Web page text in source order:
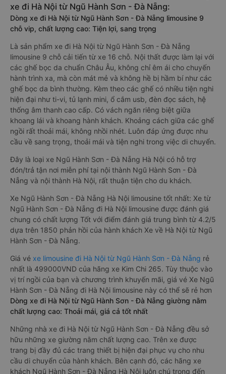
xe đi Hà Nội từ Ngũ Hành Sơn - Đà Nẵng:
Dòng xe đi Hà Nội từ Ngũ Hành Sơn - Đà Nẵng limousine 9
chỗ vip, chất lượng cao: Tiện lợi, sang trọng
Là sản phẩm xe đi Hà Nội từ Ngũ Hành Sơn - Đà Nẵng
limousine 9 chỗ cải tiến từ xe 16 chỗ. Nội thất được làm lại với
các ghế bọc da chuẩn Châu Âu, không chỉ êm ái cho chuyến
hành trình xa, mà còn mát mẻ và không hề bị hầm bí như các
ghế bọc da bình thường. Kèm theo các ghế có nhiều tiện nghi
hiện đại như ti-vi, tủ lạnh mini, ổ cắm usb, đèn đọc sách, hệ
thống âm thanh cao cấp. Có vách ngăn riêng biệt giữa
khoang lái và khoang hành khách. Khoảng cách giữa các ghế
ngồi rất thoải mái, không nhồi nhét. Luôn đáp ứng được nhu
cầu về sang trọng, thoải mái và tiện nghi trong việc di chuyển.
Đây là loại xe Ngũ Hành Sơn - Đà Nẵng Hà Nội có hỗ trợ
đón/trả tận nơi miễn phí tại nội thành Ngũ Hành Sơn - Đà
Nẵng và nội thành Hà Nội, rất thuận tiện cho du khách.
Xe Ngũ Hành Sơn - Đà Nẵng Hà Nội limousine tốt nhất: Xe từ
Ngũ Hành Sơn - Đà Nẵng đi Hà Nội limousine được đánh giá
chung có chất lượng Tốt với điểm đánh giá trung bình từ 4.2/5
dựa trên 1850 phản hồi của hành khách Xe về Hà Nội từ Ngũ
Hành Sơn - Đà Nẵng.
Giá vé xe limousine đi Hà Nội từ Ngũ Hành Sơn - Đà Nẵng rẻ
nhất là 499000VND của hãng xe Kim Chi 265. Tùy thuộc vào
vị trí ngồi của bạn và chương trình khuyến mãi, giá vé Xe Ngũ
Hành Sơn - Đà Nẵng đi Hà Nội limousine này có thể sẽ rẻ hơn
Dòng xe đi Hà Nội từ Ngũ Hành Sơn - Đà Nẵng giường nằm
chất lượng cao: Thoải mái, giá cả tốt nhất
Những nhà xe đi Hà Nội từ Ngũ Hành Sơn - Đà Nẵng đều sở
hữu những xe giường nằm chất lượng cao. Trên xe được
trang bị đầy đủ các trang thiết bị hiện đại phục vụ cho nhu
cầu di chuyển của hành khách. Bên cạnh đó, các hãng xe
khách Ngũ Hành Sơn - Đà Nẵng Hà Nội luôn chú trọng đến